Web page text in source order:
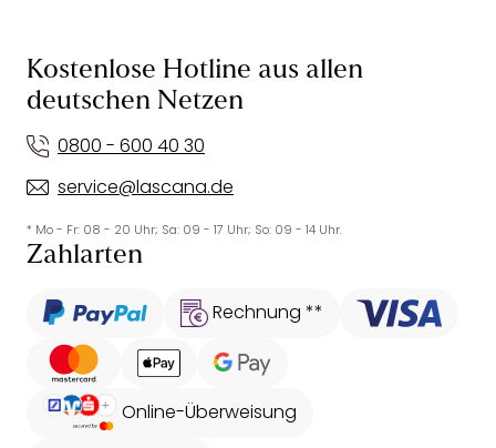
Kostenlose Hotline aus allen
deutschen Netzen
0800 - 600 40 30
service@lascana.de
* Mo - Fr: 08 - 20 Uhr; Sa: 09 - 17 Uhr; So: 09 - 14 Uhr.
Zahlarten
Rechnung **
Online-Überweisung